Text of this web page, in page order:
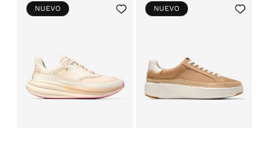
Add
to
NUEVO
Add
to
NUEVO